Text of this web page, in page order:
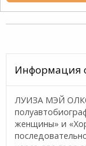
Информация
ЛУИЗА МЭЙ
женщины» и